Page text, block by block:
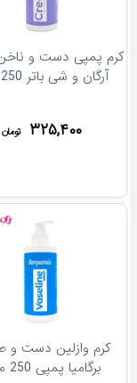
کرم پمپی دست و ناخن
آرگان و شی باتر 250 میل
۳۲۵,۴۰۰ تومان
کرم وازلین دست و
برگامیا پمپی 250 میل